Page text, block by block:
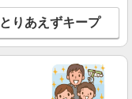
とりあえずキープ